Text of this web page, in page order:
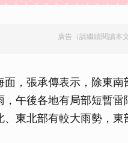
廣告（請繼續閱讀本文
面，張承傳表示，除東
午後各地有局部短暫
東北部有較大雨勢，東